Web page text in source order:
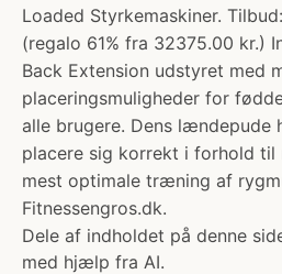
Loaded Styrkemaskiner.
(regalo 61% fra 32375.00 kr.)
Back Extension udstyret med
placeringsmuligheder for
alle brugere. Dens
placere sig korrekt i forhold til
mest optimale træning af
Fitnessengros.dk.
Dele af indholdet på denne
med hjælp fra AI.